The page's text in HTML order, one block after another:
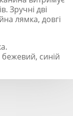
Зручні дві
лямка, довгі
синій